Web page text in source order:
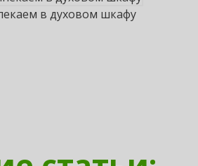
в духовом шкафу